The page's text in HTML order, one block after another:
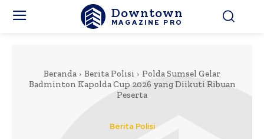
Downtown
MAGAZINE PRO
Beranda Berita Polisi
Polda Sumsel Gelar
Badminton Kapolda Cup 2026 yang Diikuti Ribuan
Peserta
Berita Polisi